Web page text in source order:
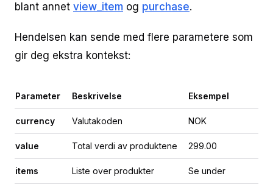
blant annet view_item og purchase.
Hendelsen kan sende med flere parametere som
gir deg ekstra kontekst:
Parameter Beskrivelse Eksempel
currency Valutakoden NOK
value Total verdi av produktene 299.00
items Liste over produkter Se under